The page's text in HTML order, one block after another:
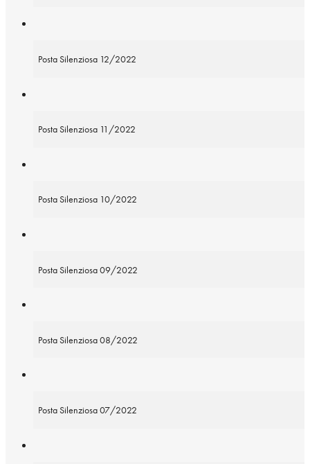
Posta Silenziosa 12/2022
Posta Silenziosa 11/2022
Posta Silenziosa 10/2022
Posta Silenziosa 09/2022
Posta Silenziosa 08/2022
Posta Silenziosa 07/2022